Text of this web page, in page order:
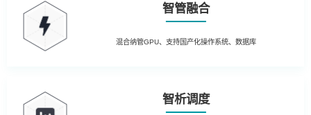
智管融合
混合纳管GPU、支持国产化操作系统、数据库
智析调度